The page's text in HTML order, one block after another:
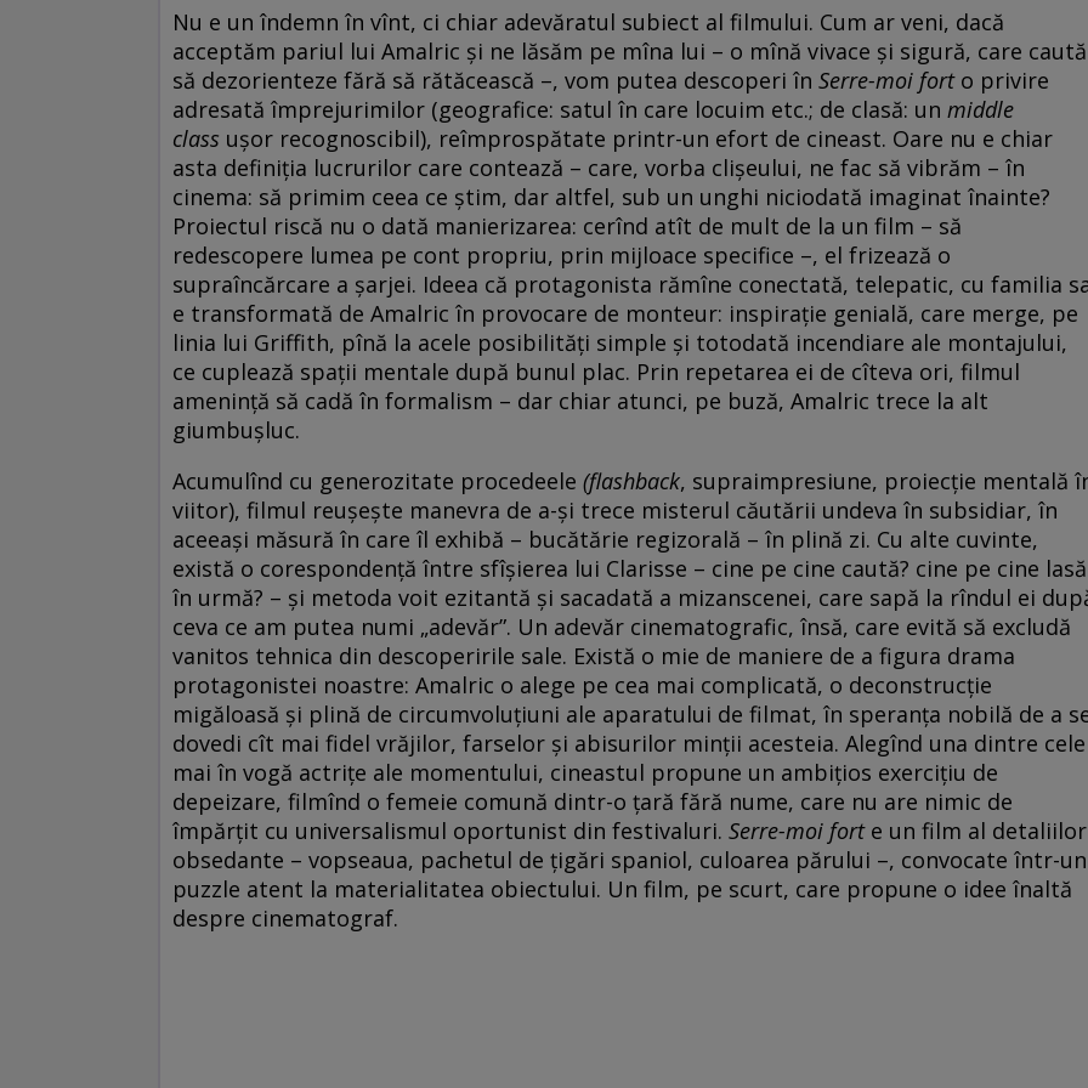
Nu e un îndemn în vînt, ci chiar adevăratul subiect al filmului. Cum ar veni, dacă
acceptăm pariul lui Amalric și ne lăsăm pe mîna lui – o mînă vivace și sigură, care caută
să dezorienteze fără să rătăcească –, vom putea descoperi în Serre-moi fort o privire
adresată împrejurimilor (geografice: satul în care locuim etc.; de clasă: un middle
class ușor recognoscibil), reîmprospătate printr-un efort de cineast. Oare nu e chiar
asta definiția lucrurilor care contează – care, vorba clișeului, ne fac să vibrăm – în
cinema: să primim ceea ce știm, dar altfel, sub un unghi niciodată imaginat înainte?
Proiectul riscă nu o dată manierizarea: cerînd atît de mult de la un film – să
redescopere lumea pe cont propriu, prin mijloace specifice –, el frizează o
supraîncărcare a șarjei. Ideea că protagonista rămîne conectată, telepatic, cu familia
e transformată de Amalric în provocare de monteur: inspirație genială, care merge, pe
linia lui Griffith, pînă la acele posibilități simple și totodată incendiare ale montajului,
ce cuplează spații mentale după bunul plac. Prin repetarea ei de cîteva ori, filmul
amenință să cadă în formalism – dar chiar atunci, pe buză, Amalric trece la alt
giumbușluc.
Acumulînd cu generozitate procedeele (flashback, supraimpresiune, proiecție mentală
viitor), filmul reușește manevra de a-și trece misterul căutării undeva în subsidiar, în
aceeași măsură în care îl exhibă – bucătărie regizorală – în plină zi. Cu alte cuvinte,
există o corespondență între sfîșierea lui Clarisse – cine pe cine caută? cine pe cine lasă
în urmă? – și metoda voit ezitantă și sacadată a mizanscenei, care sapă la rîndul ei
ceva ce am putea numi „adevăr”. Un adevăr cinematografic, însă, care evită să excludă
vanitos tehnica din descoperirile sale. Există o mie de maniere de a figura drama
protagonistei noastre: Amalric o alege pe cea mai complicată, o deconstrucție
migăloasă și plină de circumvoluțiuni ale aparatului de filmat, în speranța nobilă de a
dovedi cît mai fidel vrăjilor, farselor și abisurilor minții acesteia. Alegînd una dintre cele
mai în vogă actrițe ale momentului, cineastul propune un ambițios exercițiu de
depeizare, filmînd o femeie comună dintr-o țară fără nume, care nu are nimic de
împărțit cu universalismul oportunist din festivaluri. Serre-moi forte un film al detaliilor
obsedante – vopseaua, pachetul de țigări spaniol, culoarea părului –, convocate într-un
puzzle atent la materialitatea obiectului. Un film, pe scurt, care propune o idee înaltă
despre cinematograf.